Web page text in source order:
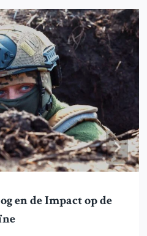
en de Impact op de